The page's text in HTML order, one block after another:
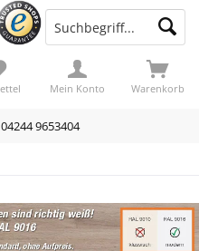
9653404
Warenkorb
Mein Konto